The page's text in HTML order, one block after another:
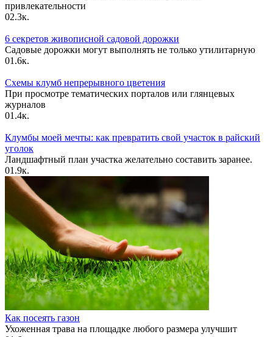
привлекательности
02.3к.
6 секретов живописной садовой дорожки
Садовые дорожки могут выполнять не только утилитарную
01.6к.
Схемы клумб непрерывного цветения
При просмотре тематических порталов или глянцевых
журналов
01.4к.
Клумбы моей мечты: как превратить свой участок в райский
уголок
Ландшафтный план участка желательно составить заранее.
01.9к.
Как посеять газон
Ухоженная трава на площадке любого размера улучшит